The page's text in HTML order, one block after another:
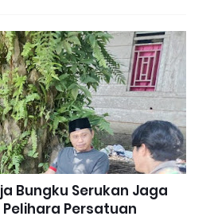
Bungku Serukan Jaga
Persatuan